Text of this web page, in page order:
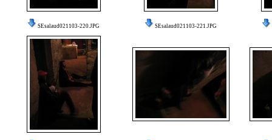
SEsalaud021103-220.JPG SEsalaud021103-221.JPG